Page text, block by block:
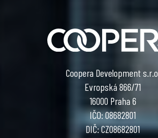
Coopera Development s.r.o.
Evropská 866/71
16000 Praha 6
IČO: 08682801
DIČ: CZ08682801